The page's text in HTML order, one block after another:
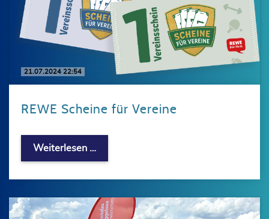
21.07.2024 22:54
REWE Scheine für Vereine
Weiterlesen …